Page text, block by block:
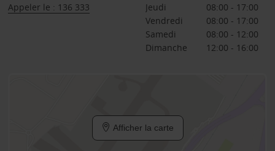
Appeler le : 136 333
Jeudi
08:00 - 17:00
Vendredi
08:00 - 17:00
Samedi
08:00 - 12:00
Dimanche
12:00 - 16:00
Afficher la carte